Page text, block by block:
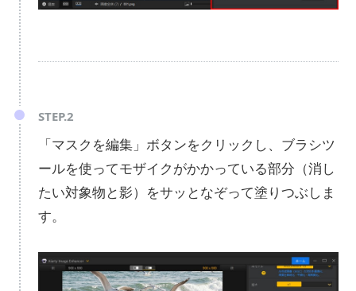
STEP.2
「マスクを編集」ボタンをクリックし、ブラシツ
ールを使ってモザイクがかかっている部分（消し
たい対象物と影）をサッとなぞって塗りつぶしま
す。